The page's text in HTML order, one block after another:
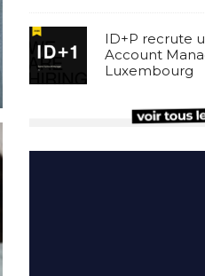
ID+P recrute
Account
Luxembourg